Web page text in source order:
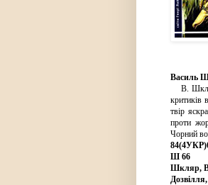
Василь
В. Шкляр
критиків
твір
проти
Чорний
Ш 66
Шкляр,